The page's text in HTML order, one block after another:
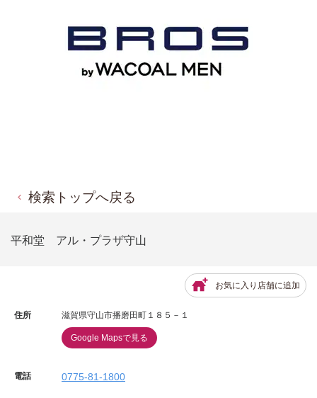
検索トップへ戻る
平和堂 アル・プラザ守山
お気に入り店舗に追加
住所 滋賀県守山市播磨田町１８５－１
Google Mapsで見る
電話 0775-81-1800